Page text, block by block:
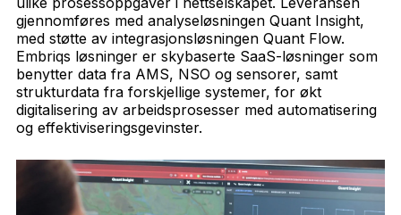
gjennomføres med analyseløsningen Quant Insight,
med støtte av integrasjonsløsningen Quant Flow.
Embriqs løsninger er skybaserte SaaS-løsninger som
benytter data fra AMS, NSO og sensorer, samt
strukturdata fra forskjellige systemer, for økt
digitalisering av arbeidsprosesser med automatisering
og effektiviseringsgevinster.